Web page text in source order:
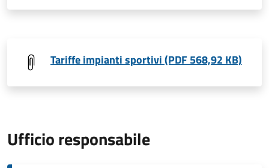
Tariffe impianti sportivi (PDF 568,92 KB)
Ufficio responsabile